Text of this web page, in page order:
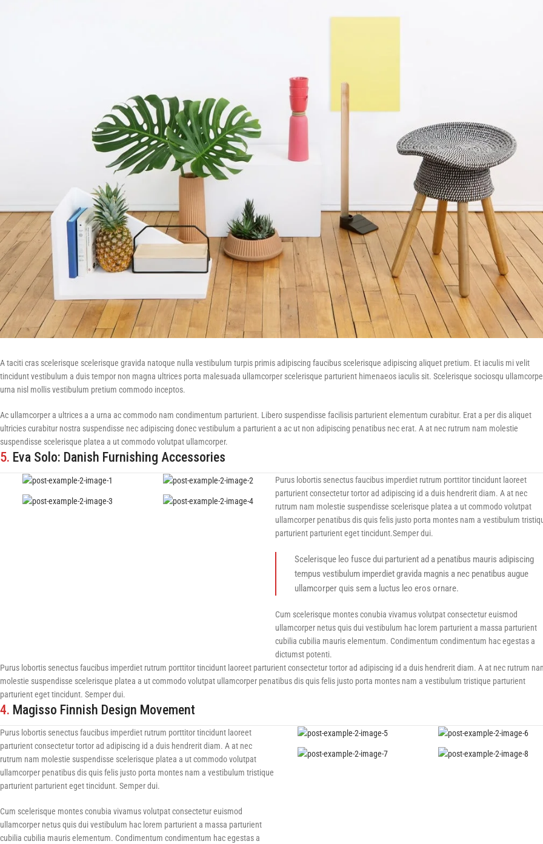
No page heading
Small categories menu
Products list view
With background
Category description
Header overlap
Infinit scrolling
Load more button
A taciti cras scelerisque scelerisque gravida natoque nulla vestibulum turpis primis adipiscing faucibus scelerisque adipiscing aliquet pretium. Et iaculis mi velit
tincidunt vestibulum a duis tempor non magna ultrices porta malesuada ullamcorper scelerisque parturient himenaeos iaculis sit. Scelerisque sociosqu
urna nisl mollis vestibulum pretium commodo inceptos.
Ac ullamcorper a ultrices a a urna ac commodo nam condimentum parturient. Libero suspendisse facilisis parturient elementum curabitur. Erat a per dis aliquet
ultricies curabitur nostra suspendisse nec adipiscing donec vestibulum a parturient a ac ut non adipiscing penatibus nec erat. A at nec rutrum nam molestie
suspendisse scelerisque platea a ut commodo volutpat ullamcorper.
5. Eva Solo: Danish Furnishing Accessories
Purus lobortis senectus faucibus imperdiet rutrum porttitor tincidunt laoreet
parturient consectetur tortor ad adipiscing id a duis hendrerit diam. A at nec
rutrum nam molestie suspendisse scelerisque platea a ut commodo volutpat
ullamcorper penatibus dis quis felis justo porta montes nam a vestibulum
parturient parturient eget tincidunt.Semper dui.
Scelerisque leo fusce dui parturient ad a penatibus mauris adipiscing
tempus vestibulum imperdiet gravida magnis a nec penatibus augue
ullamcorper quis sem a luctus leo eros ornare.
Cum scelerisque montes conubia vivamus volutpat consectetur euismod
ullamcorper netus quis dui vestibulum hac lorem parturient a massa parturient
cubilia cubilia mauris elementum. Condimentum condimentum hac egestas a
dictumst potenti.
Purus lobortis senectus faucibus imperdiet rutrum porttitor tincidunt laoreet parturient consectetur tortor ad adipiscing id a duis hendrerit diam. A at nec rutrum
molestie suspendisse scelerisque platea a ut commodo volutpat ullamcorper penatibus dis quis felis justo porta montes nam a vestibulum tristique parturient
parturient eget tincidunt. Semper dui.
4. Magisso Finnish Design Movement
Purus lobortis senectus faucibus imperdiet rutrum porttitor tincidunt laoreet
parturient consectetur tortor ad adipiscing id a duis hendrerit diam. A at nec
rutrum nam molestie suspendisse scelerisque platea a ut commodo volutpat
ullamcorper penatibus dis quis felis justo porta montes nam a vestibulum tristique
parturient parturient eget tincidunt. Semper dui.
Cum scelerisque montes conubia vivamus volutpat consectetur euismod
ullamcorper netus quis dui vestibulum hac lorem parturient a massa parturient
cubilia cubilia mauris elementum. Condimentum condimentum hac egestas a